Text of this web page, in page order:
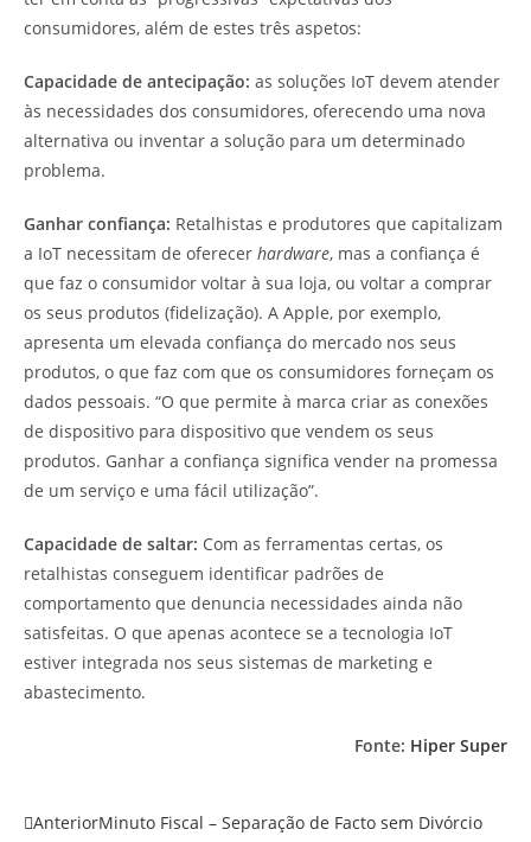
consumidores, além de estes três aspetos:
Capacidade de antecipação: as soluções IoT devem atender
às necessidades dos consumidores, oferecendo uma nova
alternativa ou inventar a solução para um determinado
problema.
Ganhar confiança: Retalhistas e produtores que capitalizam
a IoT necessitam de oferecer hardware, mas a confiança é
que faz o consumidor voltar à sua loja, ou voltar a comprar
os seus produtos (fidelização). A Apple, por exemplo,
apresenta um elevada confiança do mercado nos seus
produtos, o que faz com que os consumidores forneçam os
dados pessoais. “O que permite à marca criar as conexões
de dispositivo para dispositivo que vendem os seus
produtos. Ganhar a confiança significa vender na promessa
de um serviço e uma fácil utilização”.
Capacidade de saltar: Com as ferramentas certas, os
retalhistas conseguem identificar padrões de
comportamento que denuncia necessidades ainda não
satisfeitas. O que apenas acontece se a tecnologia IoT
estiver integrada nos seus sistemas de marketing e
abastecimento.
Fonte: Hiper Super
AnteriorMinuto Fiscal – Separação de Facto sem Divórcio